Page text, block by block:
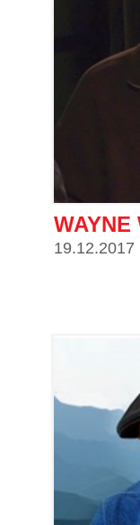
WAYNE
19.12.2017